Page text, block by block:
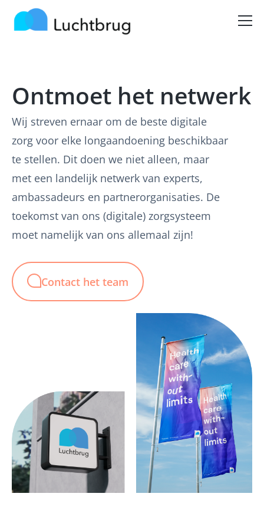
Ontmoet het netwerk
Wij streven ernaar om de beste digitale
zorg voor elke longaandoening beschikbaar
te stellen. Dit doen we niet alleen, maar
met een landelijk netwerk van experts,
ambassadeurs en partnerorganisaties. De
toekomst van ons (digitale) zorgsysteem
moet namelijk van ons allemaal zijn!
Contact het team